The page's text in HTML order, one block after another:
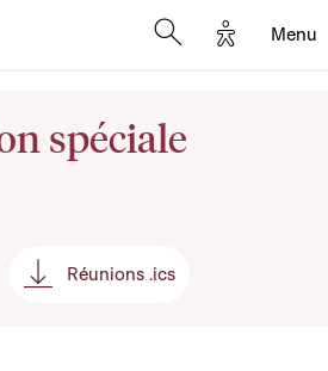
Options
Menu
spéciale
a Reuniounen
Réunions .ics
Réunions .ics